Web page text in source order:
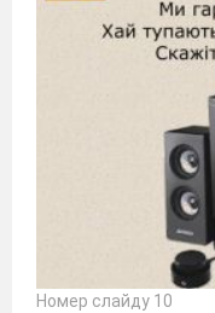
Номер слайду 10